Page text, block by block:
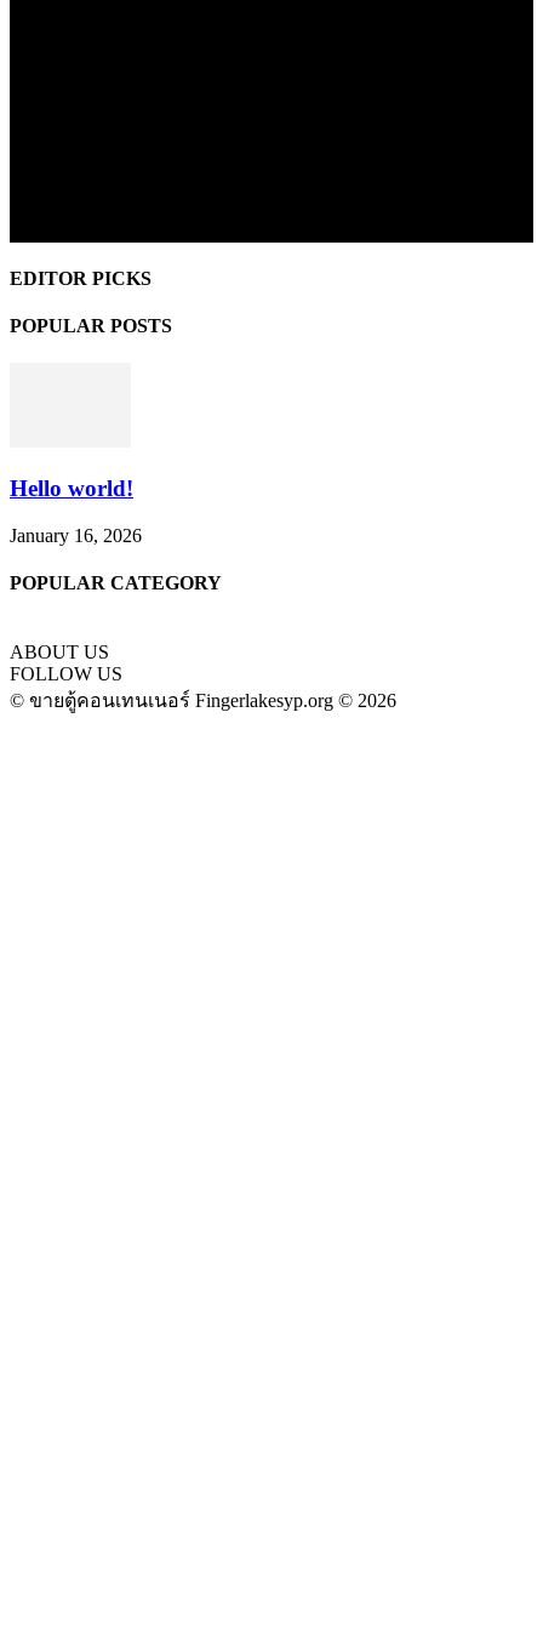
EDITOR PICKS
POPULAR POSTS
Hello world!
January 16, 2026
POPULAR CATEGORY
ABOUT US
FOLLOW US
© ขายตู้คอนเทนเนอร์ Fingerlakesyp.org © 2026